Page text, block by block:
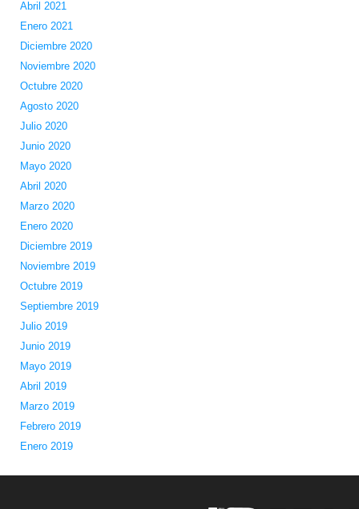
Abril 2021
Enero 2021
Diciembre 2020
Noviembre 2020
Octubre 2020
Agosto 2020
Julio 2020
Junio 2020
Mayo 2020
Abril 2020
Marzo 2020
Enero 2020
Diciembre 2019
Noviembre 2019
Octubre 2019
Septiembre 2019
Julio 2019
Junio 2019
Mayo 2019
Abril 2019
Marzo 2019
Febrero 2019
Enero 2019